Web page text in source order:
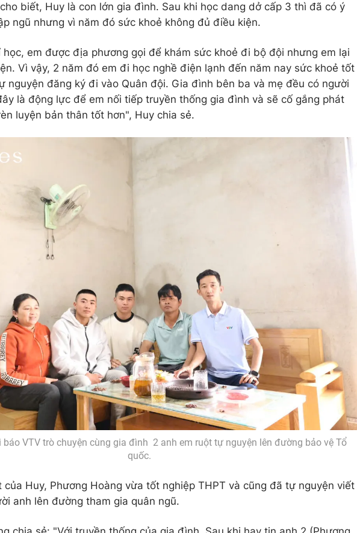
biết, Huy là con lớn gia đình. Sau khi học dang dở cấp 3 thì đã có ý
ngũ nhưng vì năm đó sức khoẻ không đủ điều kiện.
học, em được địa phương gọi để khám sức khoẻ đi bộ đội nhưng em lại
Vì vậy, 2 năm đó em đi học nghề điện lạnh đến năm nay sức khoẻ tốt
nguyện đăng ký đi vào Quân đội. Gia đình bên ba và mẹ đều có người
là động lực để em nối tiếp truyền thống gia đình và sẽ cố gắng phát
luyện bản thân tốt hơn", Huy chia sẻ.
báo VTV trò chuyện cùng gia đình 2 anh em ruột tự nguyện lên đường bảo vệ Tổ
quốc.
của Huy, Phương Hoàng vừa tốt nghiệp THPT và cũng đã tự nguyện viết
anh lên đường tham gia quân ngũ.